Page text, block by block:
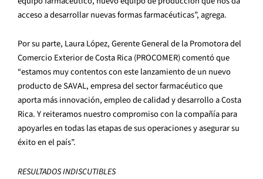
acceso a desarrollar nuevas formas farmacéuticas”, agrega.
Por su parte, Laura López, Gerente General de la Promotora del
Comercio Exterior de Costa Rica (PROCOMER) comentó que
“estamos muy contentos con este lanzamiento de un nuevo
producto de SAVAL, empresa del sector farmacéutico que
aporta más innovación, empleo de calidad y desarrollo a Costa
Rica. Y reiteramos nuestro compromiso con la compañía para
apoyarles en todas las etapas de sus operaciones y asegurar su
éxito en el país”.
RESULTADOS INDISCUTIBLES